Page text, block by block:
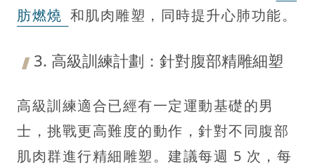
肪燃燒 和肌肉雕塑，同時提升心肺功能。
3. 高級訓練計劃：針對腹部精雕細塑
高級訓練適合已經有一定運動基礎的男
士，挑戰更高難度的動作，針對不同腹部
肌肉群進行精細雕塑。建議每週 5 次，每